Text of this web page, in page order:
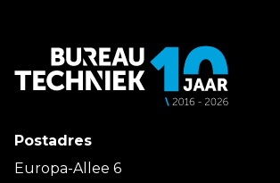
Postadres
Europa-Allee 6